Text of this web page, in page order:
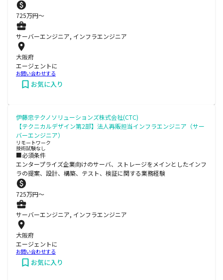
725万円〜
サーバーエンジニア, インフラエンジニア
大阪府
エージェントに
お問い合わせする
お気に入り
伊藤忠テクノソリューションズ株式会社(CTC)
【テクニカルデザイン第2部】法人再販担当インフラエンジニア（サー
バーエンジニア）
リモートワーク
技術試験なし
■必須条件
エンタープライズ企業向けのサーバ、ストレージをメインとしたインフ
ラの提案、設計、構築、テスト、検証に関する業務経験
725万円〜
サーバーエンジニア, インフラエンジニア
大阪府
エージェントに
お問い合わせする
お気に入り